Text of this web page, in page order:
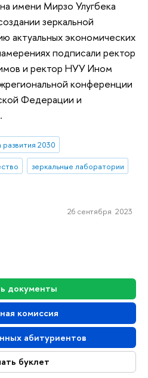
документы
комиссия
абитуриентов
буклет
имени Мирзо Улугбека
зеркальной
актуальных экономических
подписали ректор
и ректор НУУ Ином
конференции
Федерации и
2030
зеркальные лаборатории
26 сентября 2023